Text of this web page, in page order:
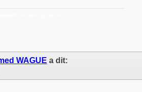
WAGUE a dit: